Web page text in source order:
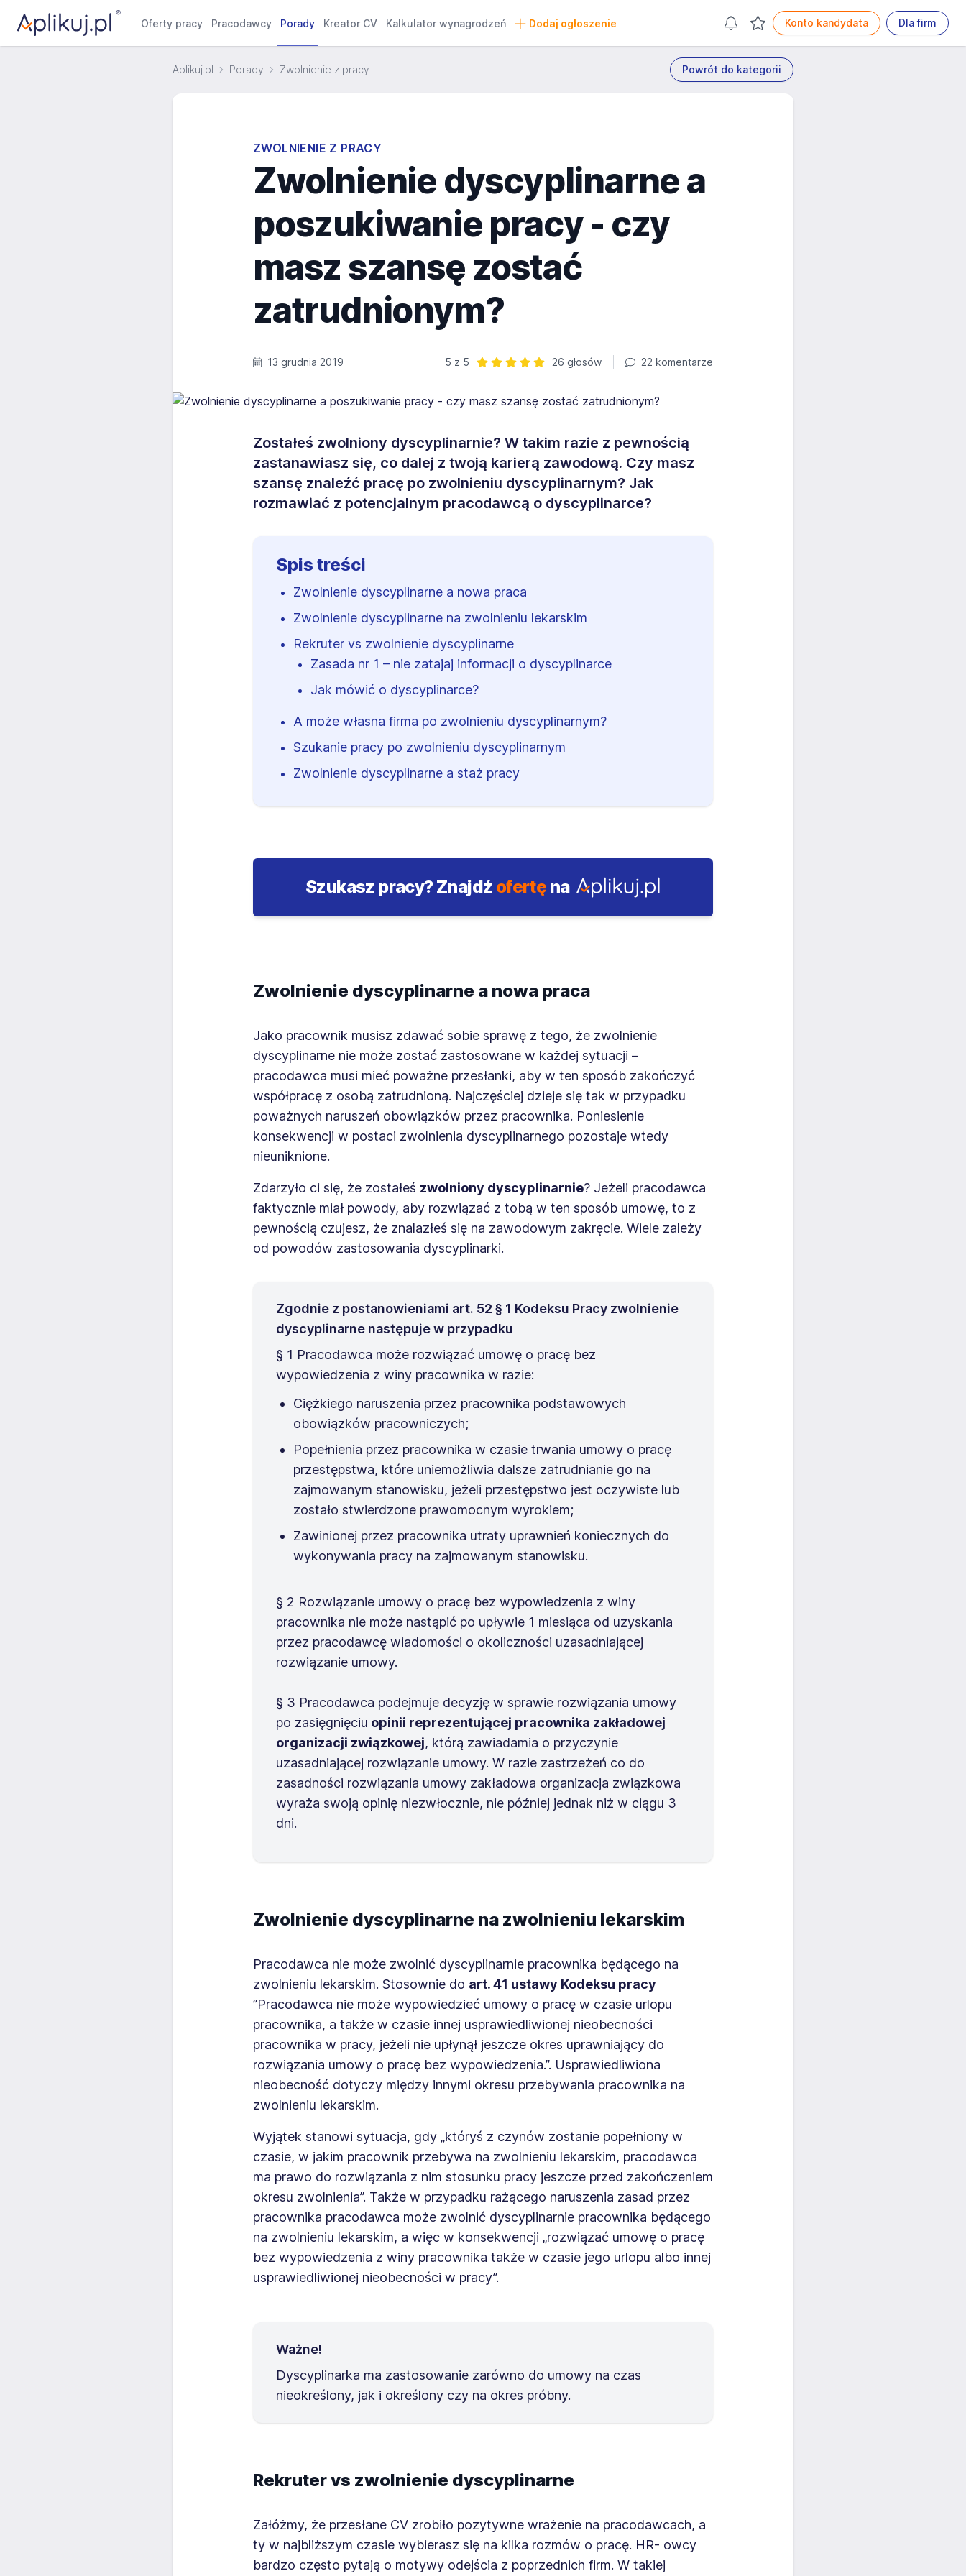
Oferty pracy Pracodawcy Porady Kreator CV Kalkulator wynagrodzeń Dodaj ogłoszenie Konto kandydata Dla firm
Aplikuj.pl Porady Zwolnienie z pracy Powrót do kategorii
ZWOLNIENIE Z PRACY
Zwolnienie dyscyplinarne a
poszukiwanie pracy - czy
masz szansę zostać
zatrudnionym?
13 grudnia 2019
5 z 5
26 głosów 22 komentarze
Zostałeś zwolniony dyscyplinarnie? W takim razie z pewnością
zastanawiasz się, co dalej z twoją karierą zawodową. Czy masz
szansę znaleźć pracę po zwolnieniu dyscyplinarnym? Jak
rozmawiać z potencjalnym pracodawcą o dyscyplinarce?
Spis treści
Zwolnienie dyscyplinarne a nowa praca
Zwolnienie dyscyplinarne na zwolnieniu lekarskim
Rekruter vs zwolnienie dyscyplinarne
Zasada nr 1 – nie zatajaj informacji o dyscyplinarce
Jak mówić o dyscyplinarce?
A może własna firma po zwolnieniu dyscyplinarnym?
Szukanie pracy po zwolnieniu dyscyplinarnym
Zwolnienie dyscyplinarne a staż pracy
Szukasz pracy?Znajdź ofertę na
Zwolnienie dyscyplinarne a nowa praca
Jako pracownik musisz zdawać sobie sprawę z tego, że zwolnienie
dyscyplinarne nie może zostać zastosowane w każdej sytuacji –
pracodawca musi mieć poważne przesłanki, aby w ten sposób zakończyć
współpracę z osobą zatrudnioną. Najczęściej dzieje się tak w przypadku
poważnych naruszeń obowiązków przez pracownika. Poniesienie
konsekwencji w postaci zwolnienia dyscyplinarnego pozostaje wtedy
nieuniknione.
Zdarzyło ci się, że zostałeś zwolniony dyscyplinarnie? Jeżeli pracodawca
faktycznie miał powody, aby rozwiązać z tobą w ten sposób umowę, to z
pewnością czujesz, że znalazłeś się na zawodowym zakręcie. Wiele zależy
od powodów zastosowania dyscyplinarki.
Zgodnie z postanowieniami art. 52 § 1 Kodeksu Pracy zwolnienie
dyscyplinarne następuje w przypadku
§ 1 Pracodawca może rozwiązać umowę o pracę bez
wypowiedzenia z winy pracownika w razie:
Ciężkiego naruszenia przez pracownika podstawowych
obowiązków pracowniczych;
Popełnienia przez pracownika w czasie trwania umowy o pracę
przestępstwa, które uniemożliwia dalsze zatrudnianie go na
zajmowanym stanowisku, jeżeli przestępstwo jest oczywiste lub
zostało stwierdzone prawomocnym wyrokiem;
Zawinionej przez pracownika utraty uprawnień koniecznych do
wykonywania pracy na zajmowanym stanowisku.
§ 2 Rozwiązanie umowy o pracę bez wypowiedzenia z winy
pracownika nie może nastąpić po upływie 1 miesiąca od uzyskania
przez pracodawcę wiadomości o okoliczności uzasadniającej
rozwiązanie umowy.
§ 3 Pracodawca podejmuje decyzję w sprawie rozwiązania umowy
po zasięgnięciu opinii reprezentującej pracownika zakładowej
organizacji związkowej, którą zawiadamia o przyczynie
uzasadniającej rozwiązanie umowy. W razie zastrzeżeń co do
zasadności rozwiązania umowy zakładowa organizacja związkowa
wyraża swoją opinię niezwłocznie, nie później jednak niż w ciągu 3
dni.
Zwolnienie dyscyplinarne na zwolnieniu lekarskim
Pracodawca nie może zwolnić dyscyplinarnie pracownika będącego na
zwolnieniu lekarskim. Stosownie do art. 41 ustawy Kodeksu pracy
”Pracodawca nie może wypowiedzieć umowy o pracę w czasie urlopu
pracownika, a także w czasie innej usprawiedliwionej nieobecności
pracownika w pracy, jeżeli nie upłynął jeszcze okres uprawniający do
rozwiązania umowy o pracę bez wypowiedzenia.”. Usprawiedliwiona
nieobecność dotyczy między innymi okresu przebywania pracownika na
zwolnieniu lekarskim.
Wyjątek stanowi sytuacja, gdy „któryś z czynów zostanie popełniony w
czasie, w jakim pracownik przebywa na zwolnieniu lekarskim, pracodawca
ma prawo do rozwiązania z nim stosunku pracy jeszcze przed zakończeniem
okresu zwolnienia”. Także w przypadku rażącego naruszenia zasad przez
pracownika pracodawca może zwolnić dyscyplinarnie pracownika będącego
na zwolnieniu lekarskim, a więc w konsekwencji „rozwiązać umowę o pracę
bez wypowiedzenia z winy pracownika także w czasie jego urlopu albo innej
usprawiedliwionej nieobecności w pracy”.
Ważne!
Dyscyplinarka ma zastosowanie zarówno do umowy na czas
nieokreślony, jak i określony czy na okres próbny.
Rekruter vs zwolnienie dyscyplinarne
Załóżmy, że przesłane CV zrobiło pozytywne wrażenie na pracodawcach, a
ty w najbliższym czasie wybierasz się na kilka rozmów o pracę. HR- owcy
bardzo często pytają o motywy odejścia z poprzednich firm. W takiej